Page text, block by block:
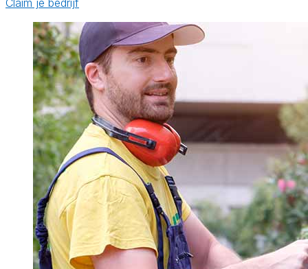
Claim je bedrijf